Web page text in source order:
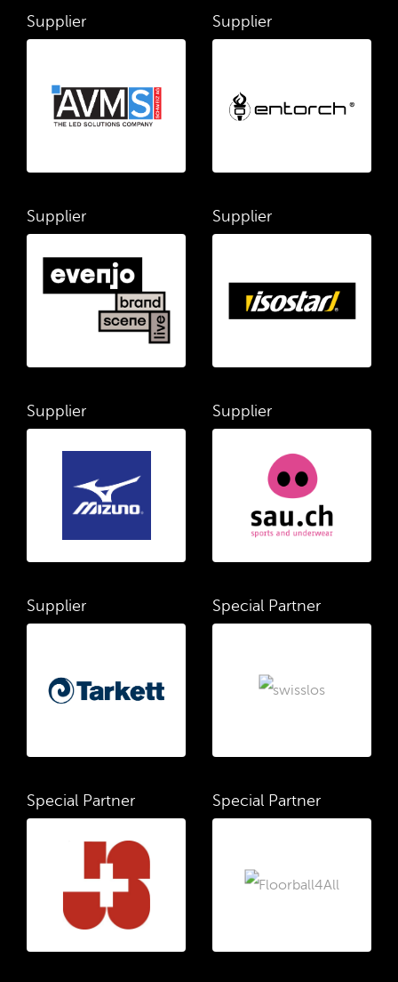
Supplier Supplier
Supplier Supplier
Supplier Supplier
Supplier Special Partner
Special Partner Special Partner